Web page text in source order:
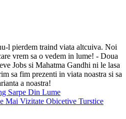
l pierdem traind viata altcuiva. Noi
vrem sa o vedem in lume! - Doua
Jobs si Mahatma Gandhi ni le lasa
sa fim prezenti in viata noastra si sa
a noastra!
Sarpe Din Lume
Mai Vizitate Obicetive Turstice